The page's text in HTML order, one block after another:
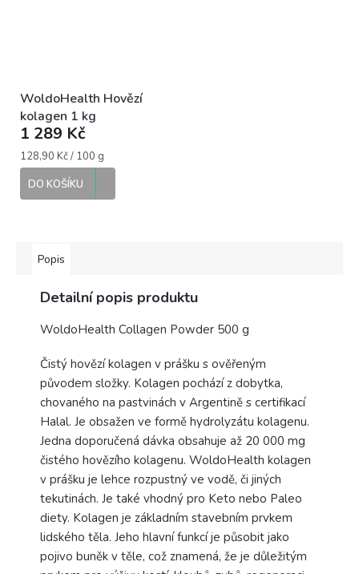
WoldoHealth Hovězí
kolagen 1 kg
1 289 Kč
Měrná
cena:
128,90 Kč / 100 g
DO KOŠÍKU
Popis
Detailní popis produktu
WoldoHealth Collagen Powder 500 g
Čistý hovězí kolagen v prášku s ověřeným
původem složky. Kolagen pochází z dobytka,
chovaného na pastvinách v Argentině s certifikací
Halal. Je obsažen ve formě hydrolyzátu kolagenu.
Jedna doporučená dávka obsahuje až 20 000 mg
čistého hovězího kolagenu. WoldoHealth kolagen
v prášku je lehce rozpustný ve vodě, či jiných
tekutinách. Je také vhodný pro Keto nebo Paleo
diety. Kolagen je základním stavebním prvkem
lidského těla. Jeho hlavní funkcí je působit jako
pojivo buněk v těle, což znamená, že je důležitým